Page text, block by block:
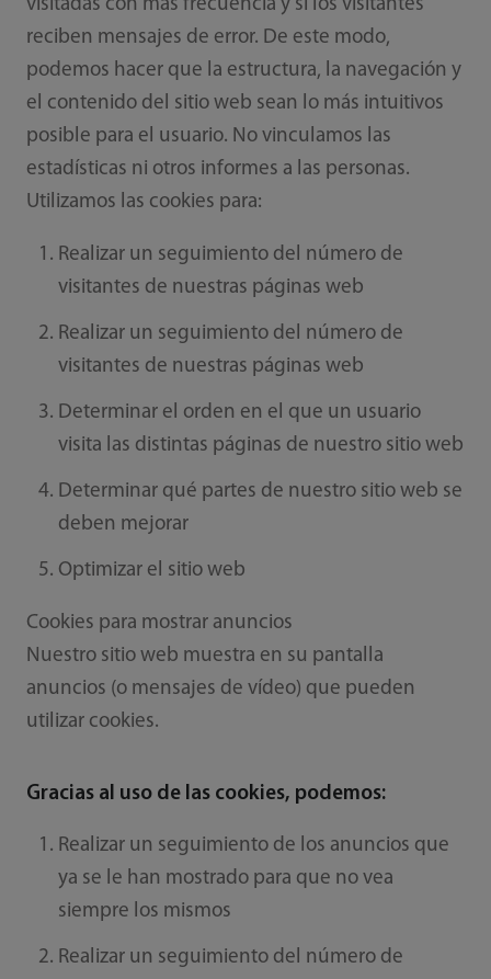
visitadas con más frecuencia y si los visitantes
reciben mensajes de error. De este modo,
podemos hacer que la estructura, la navegación y
el contenido del sitio web sean lo más intuitivos
posible para el usuario. No vinculamos las
estadísticas ni otros informes a las personas.
Utilizamos las cookies para:
Realizar un seguimiento del número de
visitantes de nuestras páginas web
Realizar un seguimiento del número de
visitantes de nuestras páginas web
Determinar el orden en el que un usuario
visita las distintas páginas de nuestro sitio web
Determinar qué partes de nuestro sitio web se
deben mejorar
Optimizar el sitio web
Cookies para mostrar anuncios
Nuestro sitio web muestra en su pantalla
anuncios (o mensajes de vídeo) que pueden
utilizar cookies.
Gracias al uso de las cookies, podemos:
Realizar un seguimiento de los anuncios que
ya se le han mostrado para que no vea
siempre los mismos
Realizar un seguimiento del número de